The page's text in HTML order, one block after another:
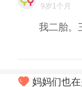
9岁1个月
我二胎。
妈妈们也在